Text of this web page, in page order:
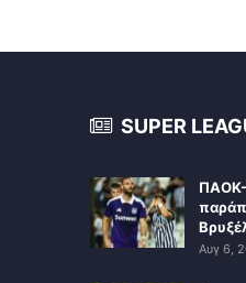
SUPER
ΠΑΟΚ-
Αυγ 6,